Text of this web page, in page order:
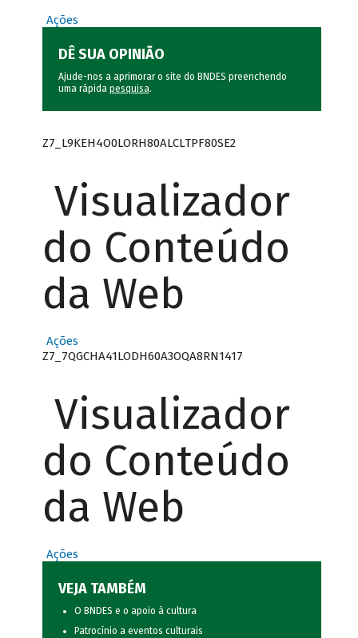
Ações
DÊ SUA OPINIÃO
Ajude-nos a aprimorar o site do BNDES preenchendo
uma rápida pesquisa.
Z7_L9KEH4O0LORH80ALCLTPF80SE2
Visualizador
do Conteúdo
da Web
Ações
Z7_7QGCHA41LODH60A3OQA8RN1417
Visualizador
do Conteúdo
da Web
Ações
VEJA TAMBÉM
O BNDES e o apoio à cultura
Patrocínio a eventos culturais